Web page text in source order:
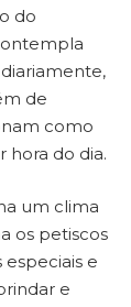
do
de
como
hora do dia.
um clima
os petiscos
especiais e
e